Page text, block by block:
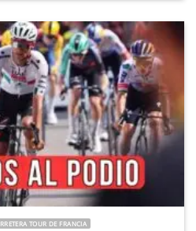
TOUR DE FRANCIA